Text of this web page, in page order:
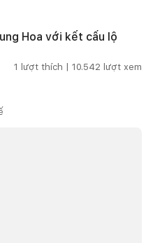
Hoa với kết cấu lộ
1 lượt thích | 10.542 lượt xem